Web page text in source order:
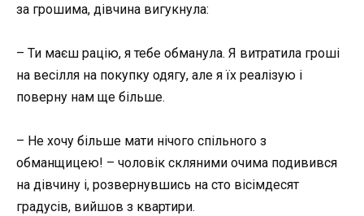
за грошима, дівчина вигукнула:
– Ти маєш рацію, я тебе обманула. Я витратила гроші
на весілля на покупку одягу, але я їх реалізую і
поверну нам ще більше.
– Не хочу більше мати нічого спільного з
обманщицею! – чоловік скляними очима подивився
на дівчину і, розвернувшись на сто вісімдесят
градусів, вийшов з квартири.